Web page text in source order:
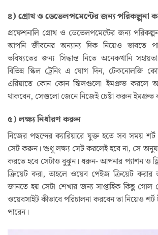
৪) গ্রোথ ও ডেভেলপমেন্টের জন্য পরিকল্পনা
প্রফেশনালি গ্রোথ ও ডেভেলপমেন্টের জন্য
আপনি জীবনের অন্যান্য দিক নিয়েও ভাবতে
ভবিষ্যতের জন্য সিদ্ধান্ত নিতে অনেকখানি
বিভিন্ন স্কিল ট্রেনিং এ যোগ দিন, টেকনোলজি
এরিয়াতে কোন কোন স্কিলগুলো ইমপ্রুভ করলে
থাকবেন, সেগুলো জেনে নিজেই চেষ্টা করুন ইমপ্রুভ
৫) লক্ষ্য নির্ধারণ করুন
নিজের পছন্দের ক্যারিয়ারে যুক্ত হতে সব সময় শর্ট
সেট করুন। শুধু লক্ষ্য সেট করলেই হবে না, সে
করতে হবে সেটাও বুঝুন। ধরুন- আপনার প্যাশন ও
ক্রিয়েট করা, তাহলে ওয়েব পেইজ ক্রিয়েট করার
জানতে হয় সেটা শেখার জন্য সাপ্তাহিক কিছু গোল
ওয়েবসাইট কীভাবে পরিচালনা করবেন তা নিয়েও
পারেন।